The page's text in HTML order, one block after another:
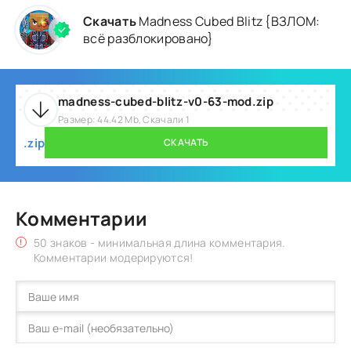
СкачатьMadness Cubed Blitz {ВЗЛОМ:
всё разблокировано}
madness-cubed-blitz-v0-63-mod.zip
Размер: 44.42 Mb, Скачали 1
.zip СКАЧАТЬ
Комментарии
50 знаков - минимальная длина комментария.
Комментарии модерируются!